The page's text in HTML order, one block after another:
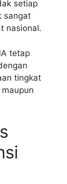
setiap
sangat
nasional.
tetap
tingkat